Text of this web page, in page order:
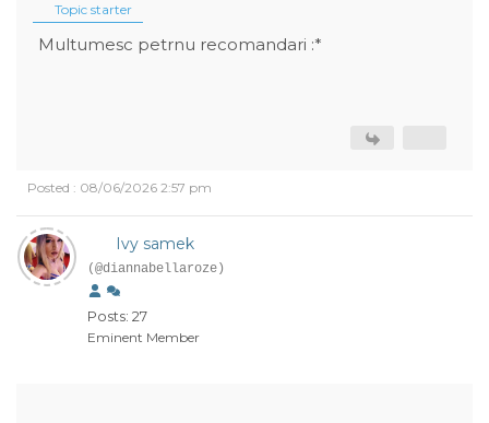
Topic starter
Multumesc petrnu recomandari :*
Posted : 08/06/2026 2:57 pm
Ivy samek
(@diannabellaroze)
Posts: 27
Eminent Member